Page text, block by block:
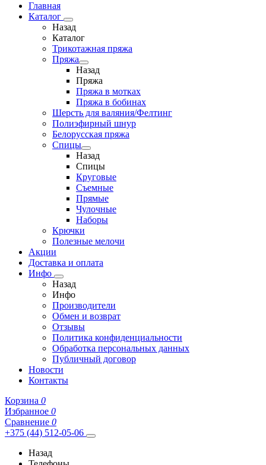
Главная
Каталог
Назад
Каталог
Трикотажная пряжа
Пряжа
Назад
Пряжа
Пряжа в мотках
Пряжа в бобинах
Шерсть для валяния/Фелтинг
Полиэфирный шнур
Белорусская пряжа
Спицы
Назад
Спицы
Круговые
Съемные
Прямые
Чулочные
Наборы
Крючки
Полезные мелочи
Акции
Доставка и оплата
Инфо
Назад
Инфо
Производители
Обмен и возврат
Отзывы
Политика конфиденциальности
Обработка персональных данных
Публичный договор
Новости
Контакты
Корзина 0
Избранное 0
Сравнение 0
+375 (44) 512-05-06
Назад